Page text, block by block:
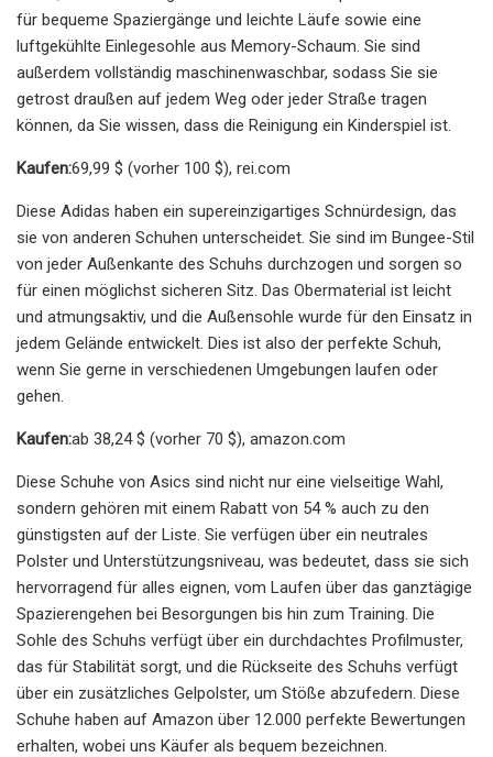
für bequeme Spaziergänge und leichte Läufe sowie eine
luftgekühlte Einlegesohle aus Memory-Schaum. Sie sind
außerdem vollständig maschinenwaschbar, sodass Sie sie
getrost draußen auf jedem Weg oder jeder Straße tragen
können, da Sie wissen, dass die Reinigung ein Kinderspiel ist.
Kaufen:69,99 $ (vorher 100 $), rei.com
Diese Adidas haben ein supereinzigartiges Schnürdesign, das
sie von anderen Schuhen unterscheidet. Sie sind im Bungee-Stil
von jeder Außenkante des Schuhs durchzogen und sorgen so
für einen möglichst sicheren Sitz. Das Obermaterial ist leicht
und atmungsaktiv, und die Außensohle wurde für den Einsatz in
jedem Gelände entwickelt. Dies ist also der perfekte Schuh,
wenn Sie gerne in verschiedenen Umgebungen laufen oder
gehen.
Kaufen:ab 38,24 $ (vorher 70 $), amazon.com
Diese Schuhe von Asics sind nicht nur eine vielseitige Wahl,
sondern gehören mit einem Rabatt von 54 % auch zu den
günstigsten auf der Liste. Sie verfügen über ein neutrales
Polster und Unterstützungsniveau, was bedeutet, dass sie sich
hervorragend für alles eignen, vom Laufen über das ganztägige
Spazierengehen bei Besorgungen bis hin zum Training. Die
Sohle des Schuhs verfügt über ein durchdachtes Profilmuster,
das für Stabilität sorgt, und die Rückseite des Schuhs verfügt
über ein zusätzliches Gelpolster, um Stöße abzufedern. Diese
Schuhe haben auf Amazon über 12.000 perfekte Bewertungen
erhalten, wobei uns Käufer als bequem bezeichnen.